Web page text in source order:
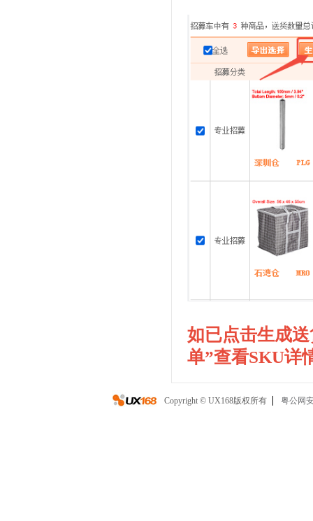
如已点击生成
单”查看SKU详
Copyright © UX168版权所有 粤公网